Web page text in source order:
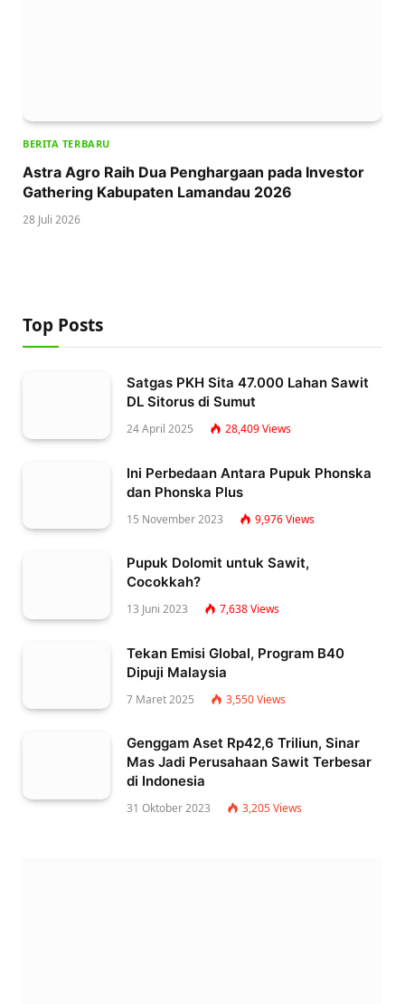
BERITA TERBARU
Astra Agro Raih Dua Penghargaan pada Investor
Gathering Kabupaten Lamandau 2026
28 Juli 2026
Top Posts
Satgas PKH Sita 47.000 Lahan Sawit
DL Sitorus di Sumut
24 April 2025 28,409Views
Ini Perbedaan Antara Pupuk Phonska
dan Phonska Plus
15 November 2023 9,976Views
Pupuk Dolomit untuk Sawit,
Cocokkah?
13 Juni 2023 7,638Views
Tekan Emisi Global, Program B40
Dipuji Malaysia
7 Maret 2025 3,550Views
Genggam Aset Rp42,6 Triliun, Sinar
Mas Jadi Perusahaan Sawit Terbesar
di Indonesia
31 Oktober 2023 3,205Views